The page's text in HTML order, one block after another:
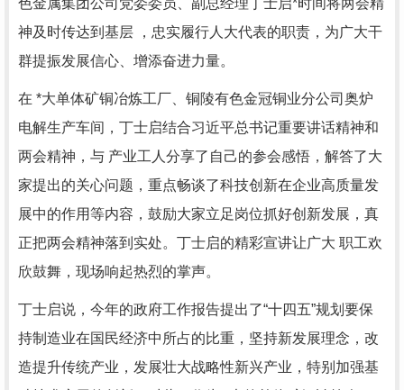
色金属集团公司党委委员、副总经理丁士启*时间将两会精
神及时传达到基层 ，忠实履行人大代表的职责，为广大干
群提振发展信心、增添奋进力量。
在 *大单体矿铜冶炼工厂、铜陵有色金冠铜业分公司奥炉
电解生产车间，丁士启结合习近平总书记重要讲话精神和
两会精神，与 产业工人分享了自己的参会感悟，解答了大
家提出的关心问题，重点畅谈了科技创新在企业高质量发
展中的作用等内容，鼓励大家立足岗位抓好创新发展，真
正把两会精神落到实处。丁士启的精彩宣讲让广大 职工欢
欣鼓舞，现场响起热烈的掌声。
丁士启说，今年的政府工作报告提出了“十四五”规划要保
持制造业在国民经济中所占的比重，坚持新发展理念，改
造提升传统产业，发展壮大战略性新兴产业，特别加强基